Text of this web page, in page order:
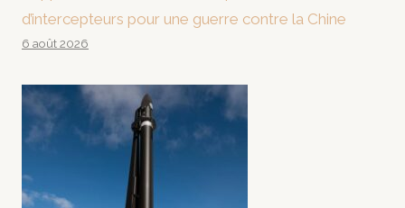
d’intercepteurs pour une guerre contre la Chine
6 août 2026